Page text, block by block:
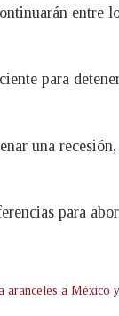
entre
para
una
para
aranceles a México